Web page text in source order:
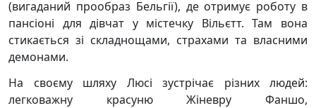
(вигаданий прообраз Бельгії), де отримує роботу в
пансіоні для дівчат у містечку Вільєтт. Там вона
стикається зі складнощами, страхами та власними
демонами.
На своєму шляху Люсі зустрічає різних людей:
легковажну красуню Жіневру Фаншо,